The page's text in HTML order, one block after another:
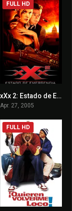
4.5
FULL HD
xXx 2: Estado de Emergencia
Apr. 27, 2005
FULL HD